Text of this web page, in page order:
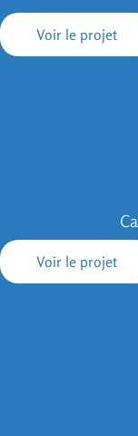
Voir le projet
Voir le projet